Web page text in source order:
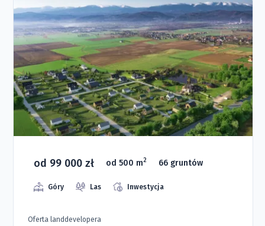
od 99 000 zł od 500 m2 66 gruntów
Góry Las Inwestycja
Oferta landdevelopera